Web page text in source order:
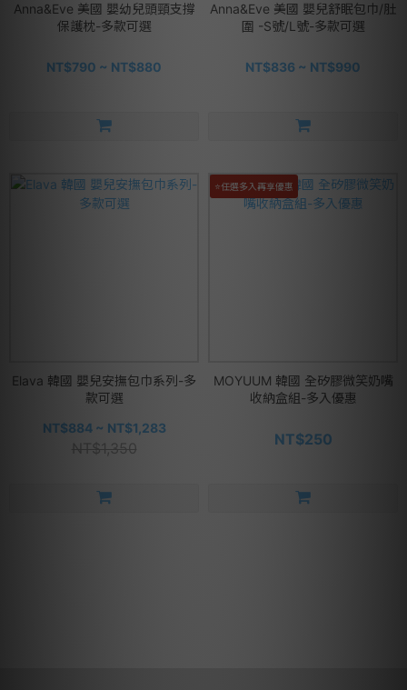
Anna&Eve 美國 嬰幼兒頭頸支撐
保護枕-多款可選
NT$790 ~ NT$880
Anna&Eve 美國 嬰兒舒眠包巾/肚
圍 -S號/L號-多款可選
NT$836 ~ NT$990
Elava 韓國 嬰兒安撫包巾系列-多
款可選
NT$884 ~ NT$1,283
NT$1,350
⭐任選多入再享優惠
MOYUUM 韓國 全矽膠微笑奶嘴
收納盒組-多入優惠
NT$250